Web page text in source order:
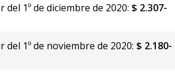
del 1º de diciembre de 2020: $ 2.307-
del 1º de noviembre de 2020: $ 2.180-